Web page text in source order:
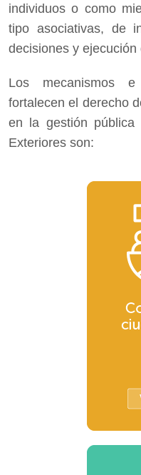
individuos o como
tipo asociativas, de
decisiones y
Los mecanismos
fortalecen el derecho
en la gestión pública
Exteriores son: